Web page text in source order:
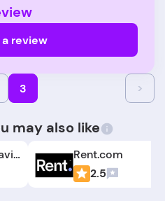
review
3 >
may also like
InsuranceHub Leavitt Agency
Rent.com
2.5